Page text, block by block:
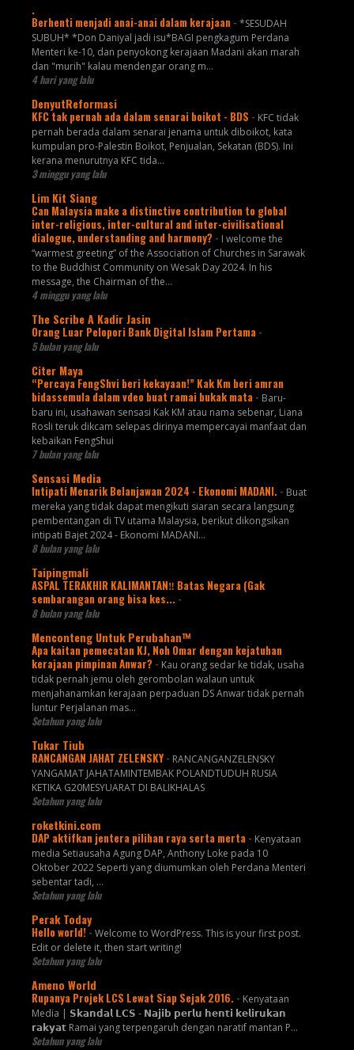
.
Berhenti menjadi anai-anai dalam kerajaan - *SESUDAH
SUBUH* *Don Daniyal jadi isu*BAGI pengkagum Perdana
Menteri ke-10, dan penyokong kerajaan Madani akan marah
dan "murih" kalau mendengar orang m...
4 hari yang lalu
DenyutReformasi
KFC tak pernah ada dalam senarai boikot - BDS - KFC tidak
pernah berada dalam senarai jenama untuk diboikot, kata
kumpulan pro-Palestin Boikot, Penjualan, Sekatan (BDS). Ini
kerana menurutnya KFC tida...
3 minggu yang lalu
Lim Kit Siang
Can Malaysia make a distinctive contribution to global
inter-religious, inter-cultural and inter-civilisational
dialogue, understanding and harmony? - I welcome the
“warmest greeting” of the Association of Churches in Sarawak
to the Buddhist Community on Wesak Day 2024. In his
message, the Chairman of the...
4 minggu yang lalu
The Scribe A Kadir Jasin
Orang Luar Pelopori Bank Digital Islam Pertama -
5 bulan yang lalu
Citer Maya
“Percaya FengShvi beri kekayaan!” Kak Km beri amran
bidassemula dalam vdeo buat ramai bukak mata - Baru-
baru ini, usahawan sensasi Kak KM atau nama sebenar, Liana
Rosli teruk dikcam selepas dirinya mempercayai manfaat dan
kebaikan FengShui
7 bulan yang lalu
Sensasi Media
Intipati Menarik Belanjawan 2024 - Ekonomi MADANI. - Buat
mereka yang tidak dapat mengikuti siaran secara langsung
pembentangan di TV utama Malaysia, berikut dikongsikan
intipati Bajet 2024 - Ekonomi MADANI...
8 bulan yang lalu
Taipingmali
ASPAL TERAKHIR KALIMANTAN‼️ Batas Negara (Gak
sembarangan orang bisa kes... -
8 bulan yang lalu
Menconteng Untuk Perubahan™
Apa kaitan pemecatan KJ, Noh Omar dengan kejatuhan
kerajaan pimpinan Anwar? - Kau orang sedar ke tidak, usaha
tidak pernah jemu oleh gerombolan walaun untuk
menjahanamkan kerajaan perpaduan DS Anwar tidak pernah
luntur Perjalanan mas...
Setahun yang lalu
Tukar Tiub
RANCANGAN JAHAT ZELENSKY - RANCANGANZELENSKY
YANGAMAT JAHATAMINTEMBAK POLANDTUDUH RUSIA
KETIKA G20MESYUARAT DI BALIKHALAS
Setahun yang lalu
roketkini.com
DAP aktifkan jentera pilihan raya serta merta - Kenyataan
media Setiausaha Agung DAP, Anthony Loke pada 10
Oktober 2022 Seperti yang diumumkan oleh Perdana Menteri
sebentar tadi, …
Setahun yang lalu
Perak Today
Hello world! - Welcome to WordPress. This is your first post.
Edit or delete it, then start writing!
Setahun yang lalu
Ameno World
Rupanya Projek LCS Lewat Siap Sejak 2016. - Kenyataan
Media | 𝗦𝗸𝗮𝗻𝗱𝗮𝗹 𝗟𝗖𝗦 - 𝗡𝗮𝗷𝗶𝗯 𝗽𝗲𝗿𝗹𝘂 𝗵𝗲𝗻𝘁𝗶 𝗸𝗲𝗹𝗶𝗿𝘂𝗸𝗮𝗻
𝗿𝗮𝗸𝘆𝗮𝘁 Ramai yang terpengaruh dengan naratif mantan P...
Setahun yang lalu